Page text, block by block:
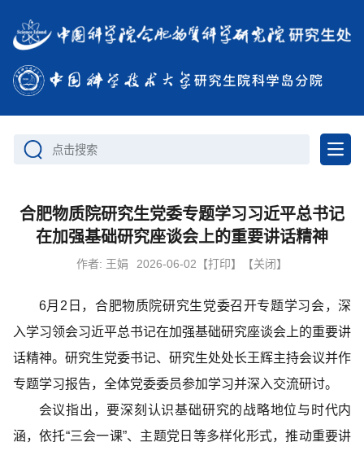
点击搜索
合肥物质院研究生党委专题学习习近平总书记
在加强基础研究座谈会上的重要讲话精神
作者: 王娟 2026-06-02 【打印】 【关闭】
6月2日，合肥物质院研究生党委召开专题学习会，深
入学习领会习近平总书记在加强基础研究座谈会上的重要讲
话精神。研究生党委书记、研究生处处长王辉主持会议并作
专题学习报告，全体党委委员参加学习并深入交流研讨。
会议指出，要深刻认识基础研究的战略地位与时代内
涵，依托“三会一课”、主题党日等多样化形式，推动重要讲